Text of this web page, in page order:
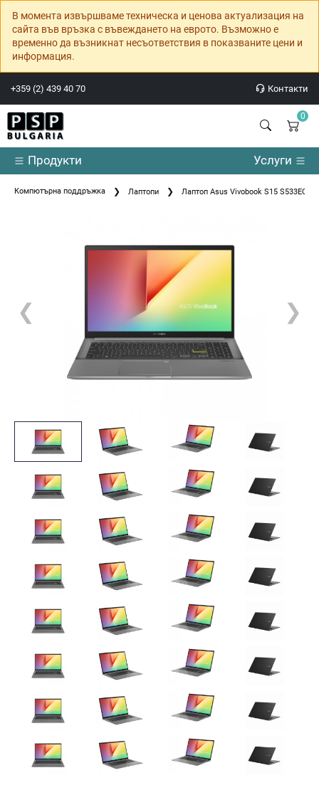
В момента извършваме техническа и ценова актуализация на
сайта във връзка с въвеждането на еврото. Възможно е
временно да възникнат несъответствия в показваните цени и
информация.
+359 (2) 439 40 70 Контакти
0
Продукти Услуги
Компютърна поддръжка Лаптопи Лаптоп Asus Vivobook S15 S533EQ-
❮ ❯